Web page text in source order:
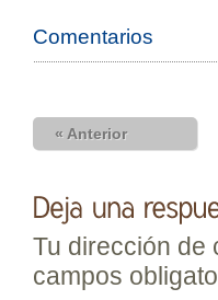
Comentarios
« Anterior
Tu dirección de
campos